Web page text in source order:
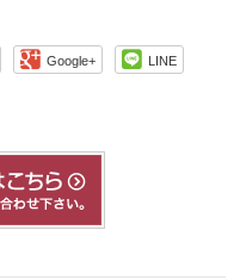
Google+ LINE